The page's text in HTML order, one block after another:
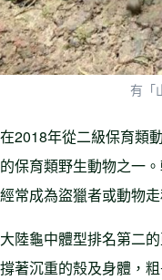
有「
2018年從二級保育類
保育類野生動物之一
常成為盜獵者或動物
陸龜中體型排名第二
著沉重的殼及身體，